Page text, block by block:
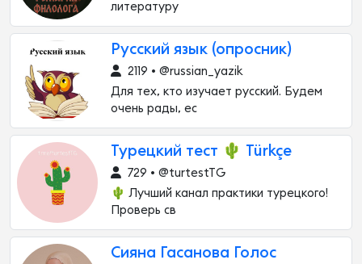
литературу
Русский язык (опросник)
2119 • @russian_yazik
Для тех, кто изучает русский. Будем
очень рады, ес
Турецкий тест 🌵 Türkçe
729 • @turtestTG
🌵 Лучший канал практики турецкого!
Проверь св
Сияна Гасанова Голос